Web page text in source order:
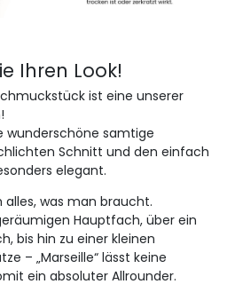
Ihren Look!
ist eine unserer
wunderschöne samtige
Schnitt und den einfach
elegant.
was man braucht.
Hauptfach, über ein
bis hin zu einer kleinen
– „Marseille“ lässt keine
ein absoluter Allrounder.